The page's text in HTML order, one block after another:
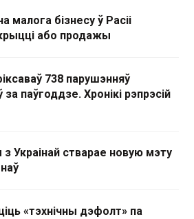
малога бізнесу ў Расіі
або продажы
738 парушэнняў
паўгоддзе. Хронікі рэпрэсій
Украінай стварае новую мэту
«тэхнічны дэфолт» па